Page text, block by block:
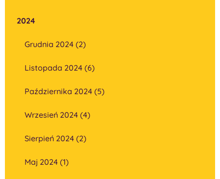
2024
Grudnia 2024 (2)
Listopada 2024 (6)
Października 2024 (5)
Wrzesień 2024 (4)
Sierpień 2024 (2)
Maj 2024 (1)